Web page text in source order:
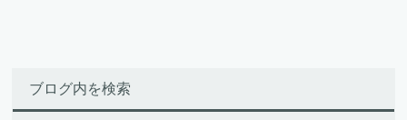
ブログ内を検索